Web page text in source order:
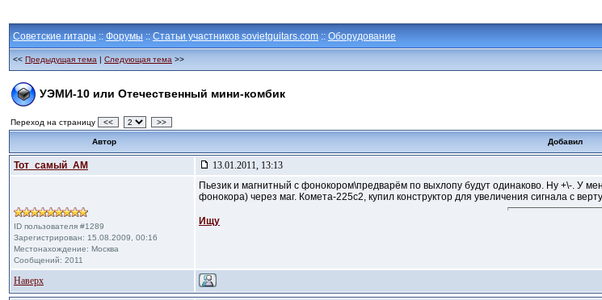
Советские гитары :: Форумы :: Статьи участников sovietguitars.com :: Оборудование
<< Предыдущая тема | Следующая тема >>
УЭМИ-10 или Отечественный мини-комбик
Переход на страницу << >>
Автор Добавил
Тот_самый_АМ 13.01.2011, 13:13
ID пользователя #1289
Зарегистрирован: 15.08.2009, 00:16
Местонахождение: Москва
Сообщений: 2011
Пьезик и магнитный с фонокором\предварём по выхлопу будут одинаково. Ну +\-. У
фонокора) через маг. Комета-225с2, купил конструктор для увеличения сигнала с
Ищу
Наверх